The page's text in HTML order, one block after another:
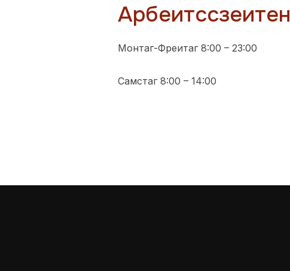
Арбеитссзеитен
Монтаг-Фреитаг 8:00 – 23:00
Самстаг 8:00 – 14:00